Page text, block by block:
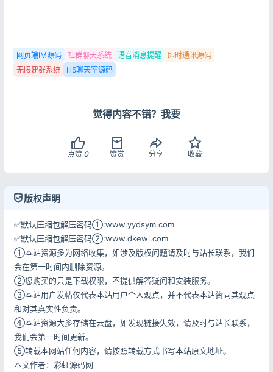
网页端IM源码 社群聊天系统 语音消息提醒
即时通讯源码
无限建群系统
H5聊天室源码
觉得内容不错？我要
点赞 0 赞赏 分享 收藏
版权声明
✅默认压缩包解压密码①:www.yydsym.com
✅默认压缩包解压密码②:www.dkewl.com
①本站资源多为网络收集，如涉及版权问题请及时与站长联系，我们
会在第一时间内删除资源。
②您购买的只是下载权限，不提供解答疑问和安装服务。
③本站用户发帖仅代表本站用户个人观点，并不代表本站赞同其观点
和对其真实性负责。
④本站资源大多存储在云盘，如发现链接失效，请及时与站长联系，
我们会第一时间更新。
⑤转载本网站任何内容，请按照转载方式书写本站原文地址。
本文作者：彩虹源码网
用户协议 隐私政策